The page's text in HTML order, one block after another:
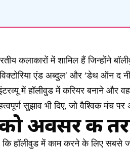
कलाकारों में शामिल हैं जिन्होंने
एंड अब्दुल’ और ‘डेथ ऑन द
में हॉलीवुड में करियर बनाने और
सुझाव भी दिए, जो वैश्विक मंच
अवसर की
हॉलीवुड में काम करने के लिए सबसे